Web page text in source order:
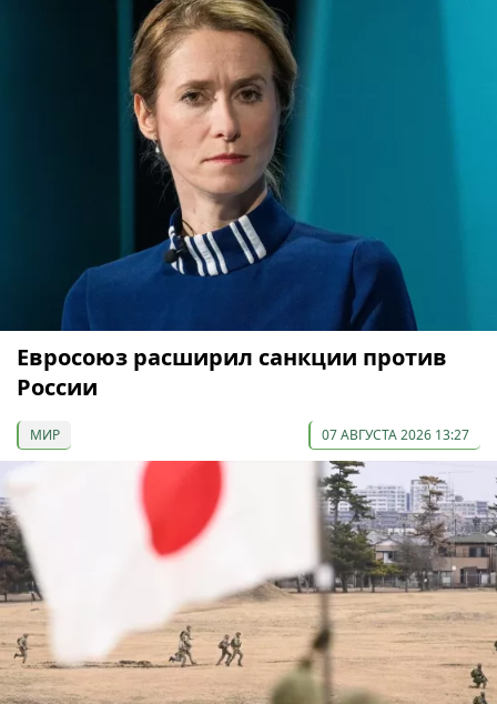
Евросоюз расширил санкции против
России
МИР 07 АВГУСТА 2026 13:27